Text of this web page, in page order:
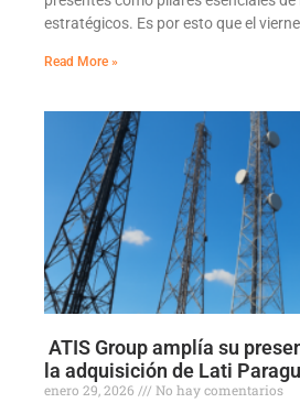
estratégicos. Es por esto que el
Read More »
ATIS Group amplía su
la adquisición de Lati
enero 29, 2026
No hay comentarios